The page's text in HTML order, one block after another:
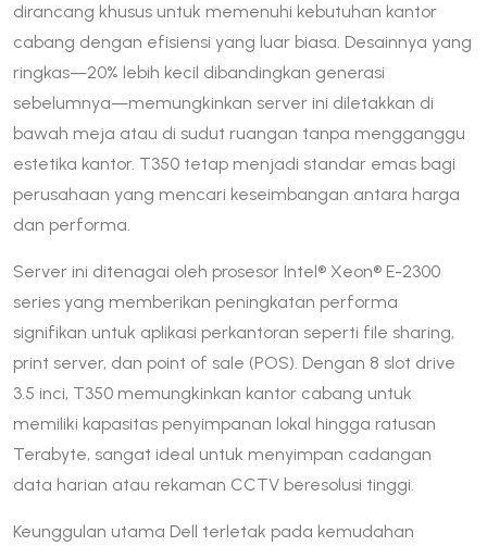
dirancang khusus untuk memenuhi kebutuhan kantor
cabang dengan efisiensi yang luar biasa. Desainnya yang
ringkas—20% lebih kecil dibandingkan generasi
sebelumnya—memungkinkan server ini diletakkan di
bawah meja atau di sudut ruangan tanpa mengganggu
estetika kantor. T350 tetap menjadi standar emas bagi
perusahaan yang mencari keseimbangan antara harga
dan performa.
Server ini ditenagai oleh prosesor Intel® Xeon® E-2300
series yang memberikan peningkatan performa
signifikan untuk aplikasi perkantoran seperti file sharing,
print server, dan point of sale (POS). Dengan 8 slot drive
3.5 inci, T350 memungkinkan kantor cabang untuk
memiliki kapasitas penyimpanan lokal hingga ratusan
Terabyte, sangat ideal untuk menyimpan cadangan
data harian atau rekaman CCTV beresolusi tinggi.
Keunggulan utama Dell terletak pada kemudahan